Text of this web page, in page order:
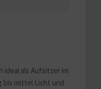
ideal als Aufsitzer im
bis mittel Licht und